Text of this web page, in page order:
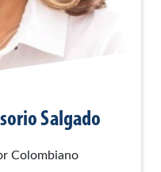
Salgado
Colombiano